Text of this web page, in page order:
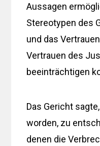
Aussagen
Stereotypen des
und das
Vertrauen des
beeinträchtigen
Das Gericht
worden, zu
denen die